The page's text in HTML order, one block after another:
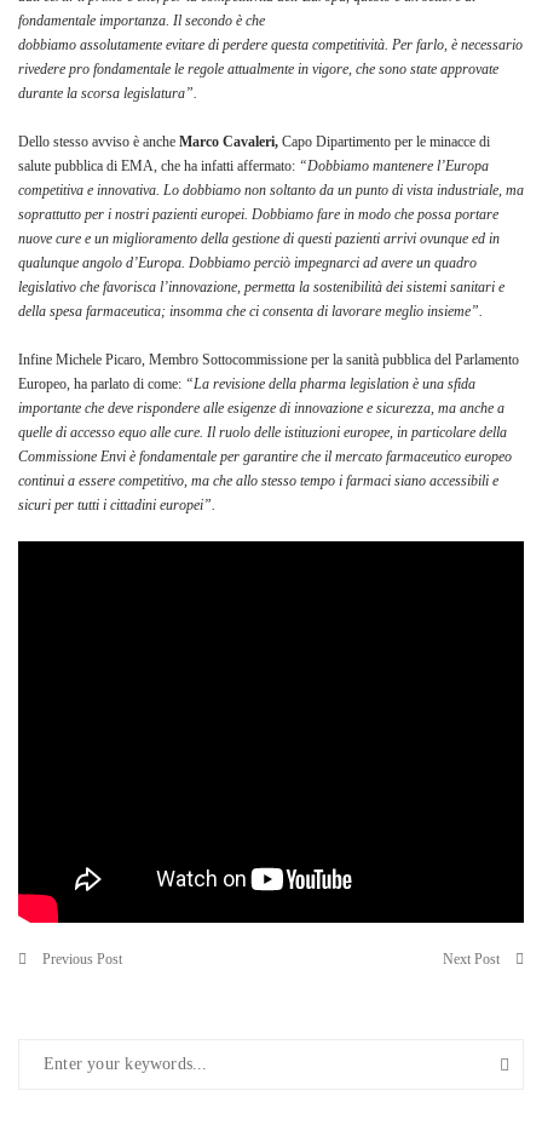
fondamentale importanza. Il secondo è che
dobbiamo assolutamente evitare di perdere questa competitività. Per farlo, è necessario
rivedere pro fondamentale le regole attualmente in vigore, che sono state approvate
durante la scorsa legislatura”.
Dello stesso avviso è anche Marco Cavaleri, Capo Dipartimento per le minacce di
salute pubblica di EMA, che ha infatti affermato: “Dobbiamo mantenere l’Europa
competitiva e innovativa. Lo dobbiamo non soltanto da un punto di vista industriale, ma
soprattutto per i nostri pazienti europei. Dobbiamo fare in modo che possa portare
nuove cure e un miglioramento della gestione di questi pazienti arrivi ovunque ed in
qualunque angolo d’Europa. Dobbiamo perciò impegnarci ad avere un quadro
legislativo che favorisca l’innovazione, permetta la sostenibilità dei sistemi sanitari e
della spesa farmaceutica; insomma che ci consenta di lavorare meglio insieme”.
Infine Michele Picaro, Membro Sottocommissione per la sanità pubblica del Parlamento
Europeo, ha parlato di come: “La revisione della pharma legislation è una sfida
importante che deve rispondere alle esigenze di innovazione e sicurezza, ma anche a
quelle di accesso equo alle cure. Il ruolo delle istituzioni europee, in particolare della
Commissione Envi è fondamentale per garantire che il mercato farmaceutico europeo
continui a essere competitivo, ma che allo stesso tempo i farmaci siano accessibili e
sicuri per tutti i cittadini europei”.
Previous Post Next Post